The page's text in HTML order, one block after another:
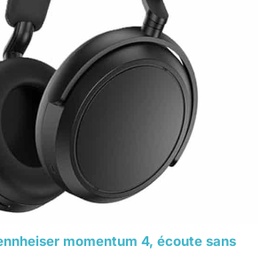
momentum 4, écoute sans